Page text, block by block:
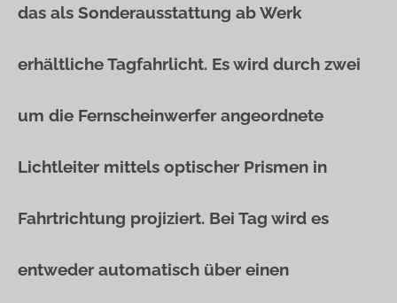
das als Sonderausstattung ab Werk
erhältliche Tagfahrlicht. Es wird durch zwei
um die Fernscheinwerfer angeordnete
Lichtleiter mittels optischer Prismen in
Fahrtrichtung projiziert. Bei Tag wird es
entweder automatisch über einen